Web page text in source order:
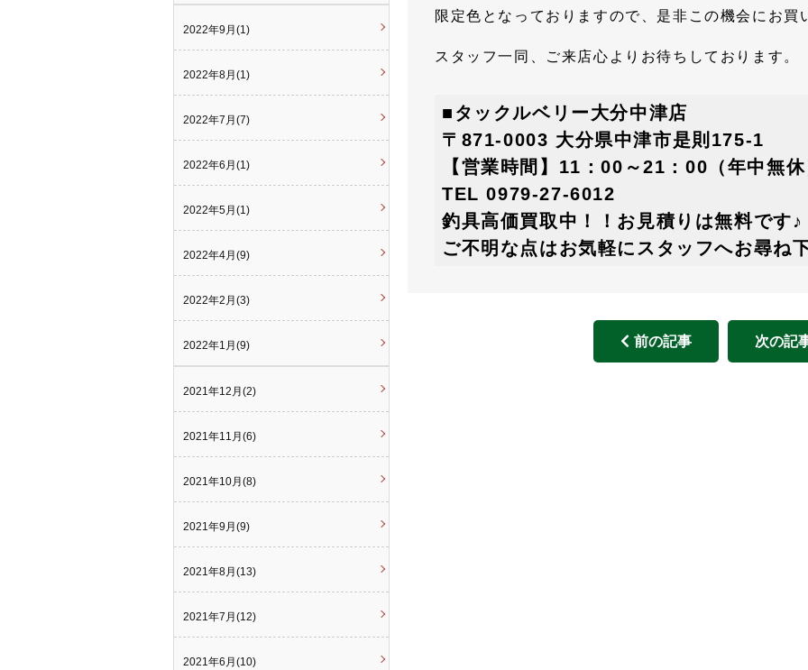
限定色となっておりますので、是非この機会にお買
スタッフ一同、ご来店心よりお待ちしております。
■タックルベリー大分中津店
〒871-0003 大分県中津市是則175-1
【営業時間】11：00～21：00（年中無
TEL 0979-27-6012
釣具高価買取中！！お見積りは無料です♪
ご不明な点はお気軽にスタッフへお尋ね
前の記事 次の記
2022年9月(1)
2022年8月(1)
2022年7月(7)
2022年6月(1)
2022年5月(1)
2022年4月(9)
2022年2月(3)
2022年1月(9)
2021年12月(2)
2021年11月(6)
2021年10月(8)
2021年9月(9)
2021年8月(13)
2021年7月(12)
2021年6月(10)